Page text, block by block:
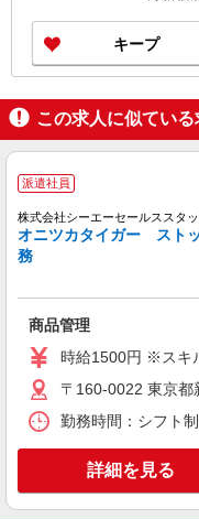
キープ
この求人に似ている
派遣社員
株式会社シーエーセールススタ
オニツカタイガー スト
務
商品管理
時給1500円 ※スキ
〒160-0022 東京都
勤務時間：シフト
詳細を見る